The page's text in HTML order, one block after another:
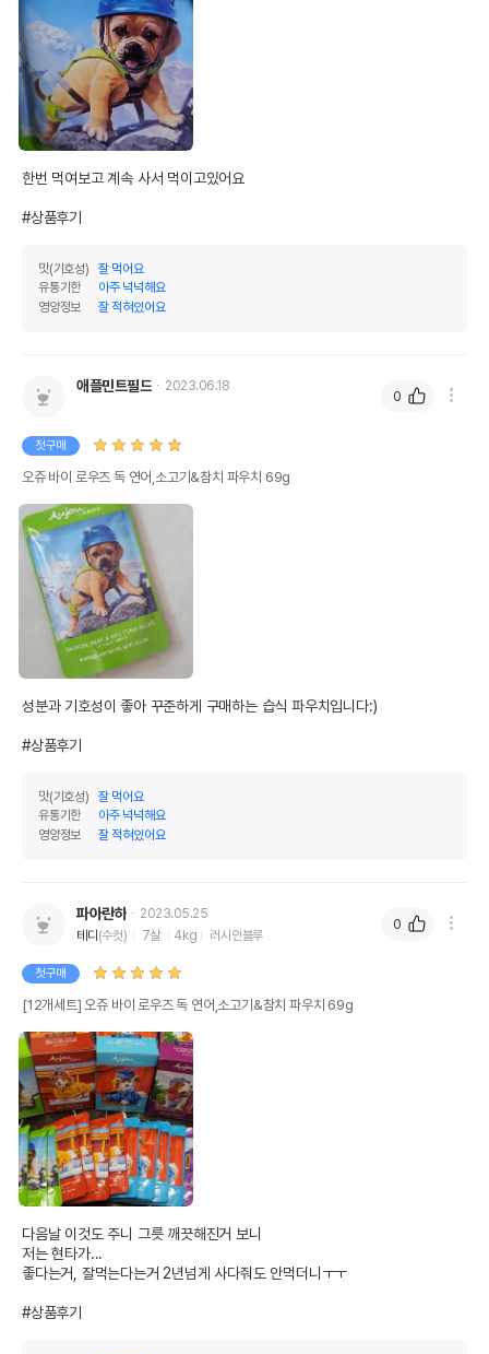
제조자,수입품의 경우
수입자를 함께 표기
AS책임자와 전화번호
또는 소비자상담 관련
전화번호
유통기한
이후인 상품이 출고됩니다.
단, 상품명에 유통기한 명시된 경우, 해당
한번 먹여보고 계속 사서 먹이고있어요
#상품후기
맛(기호성)
잘 먹어요
유통기한
아주 넉넉해요
영양정보
잘 적혀있어요
애플민트필드 2023.06.18
첫구매
오쥬 바이 로우즈 독 연어,소고기&참치 파우치 69g
성분과 기호성이 좋아 꾸준하게 구매하는 습식 파우치입니다:)
#상품후기
맛(기호성)
잘 먹어요
유통기한
아주 넉넉해요
영양정보
잘 적혀있어요
0
파아란하
2023.05.25
테디(수컷) 7살 4kg 러시안블루
첫구매
[12개세트] 오쥬 바이 로우즈 독 연어,소고기&참치 파우치 69g
다음날 이것도 주니 그릇 깨끗해진거 보니
저는 현타가...
좋다는거, 잘먹는다는거 2년넘게 사다줘도 안먹더니ㅜㅜ
#상품후기
0